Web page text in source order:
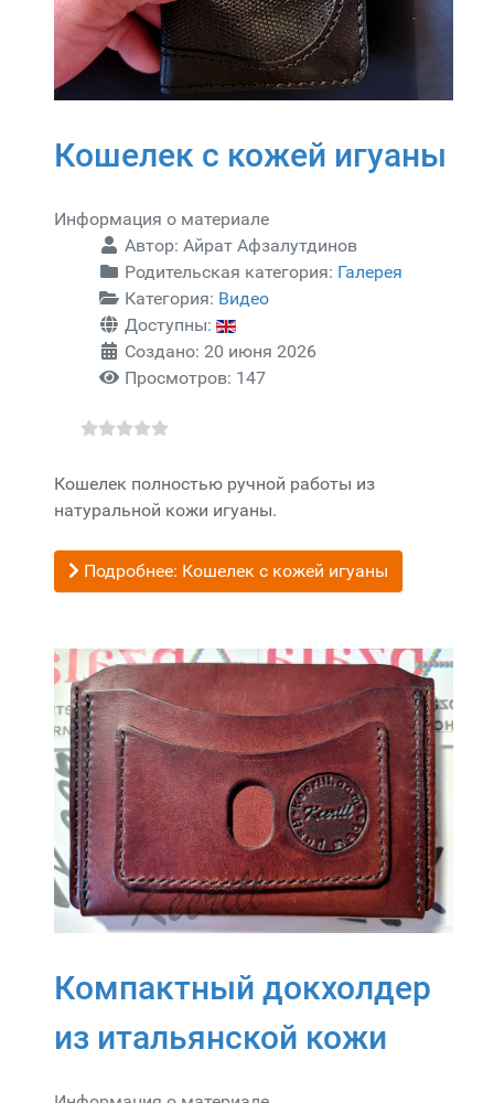
Кошелек с кожей игуаны
Информация о материале
Автор: Айрат Афзалутдинов
Родительская категория: Галерея
Категория: Видео
Доступны:
Создано: 20 июня 2026
Просмотров: 147
Кошелек полностью ручной работы из
натуральной кожи игуаны.
Подробнее: Кошелек с кожей игуаны
Компактный докхолдер
из итальянской кожи